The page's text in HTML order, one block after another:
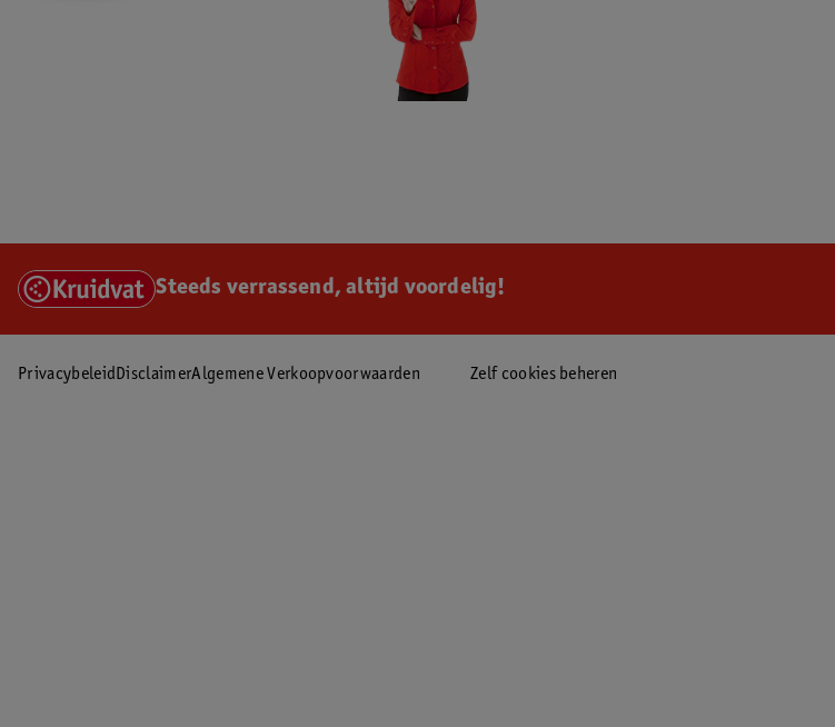
Steeds verrassend, altijd voordelig!
Privacybeleid DisclaimerAlgemene Verkoopvoorwaarden Zelf cookies beheren